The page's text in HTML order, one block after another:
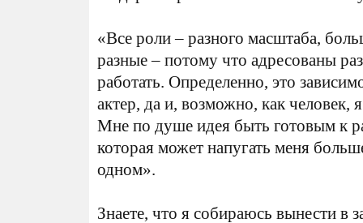
«Все роли – разного масштаба,
разные – потому что адресованы
работать. Определенно, это
актер, да и, возможно, как
Мне по душе идея быть готовым к
которая может напугать меня
одном».
Знаете, что я собираюсь вынести в